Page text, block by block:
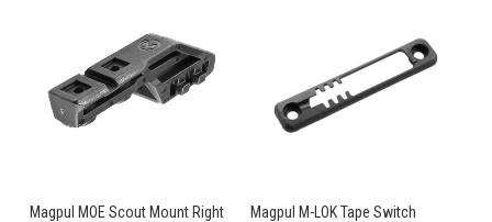
Magpul MOE Scout Mount Right
Magpul M-LOK Tape Switch